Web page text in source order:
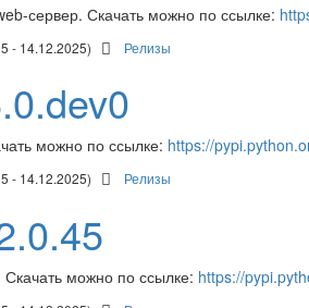
сервер. Скачать можно по ссылке:
- 14.12.2025) Релизы
можно по ссылке: https://
- 14.12.2025) Релизы
можно по ссылке: https://